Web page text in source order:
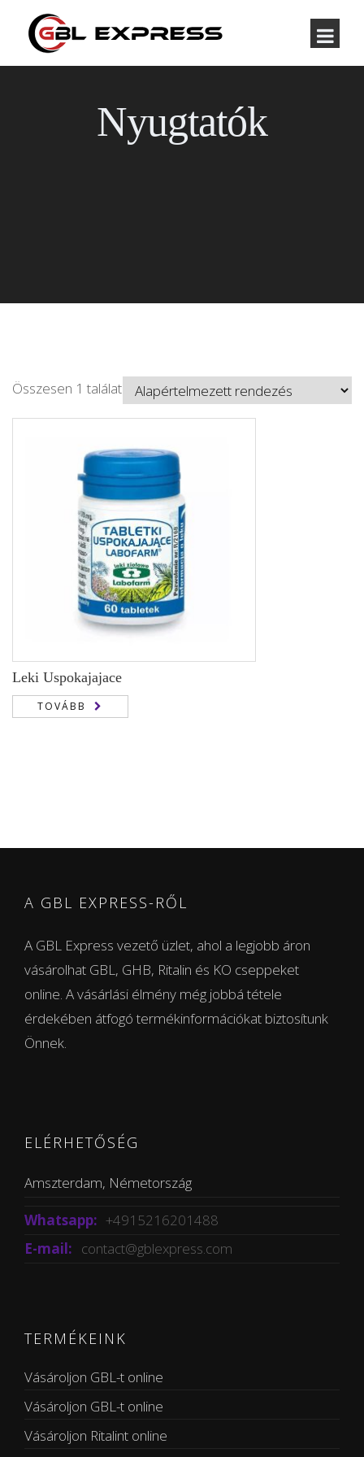
Nyugtatók
Összesen 1 találat
Leki Uspokajajace
TOVÁBB
A GBL EXPRESS-RŐL
A GBL Express vezető üzlet, ahol a legjobb áron
vásárolhat GBL, GHB, Ritalin és KO cseppeket
online. A vásárlási élmény még jobbá tétele
érdekében átfogó termékinformációkat biztosítunk
Önnek.
ELÉRHETŐSÉG
Amszterdam, Németország
Whatsapp: +4915216201488
E-mail: contact@gblexpress.com
TERMÉKEINK
Vásároljon GBL-t online
Vásároljon GBL-t online
Vásároljon Ritalint online